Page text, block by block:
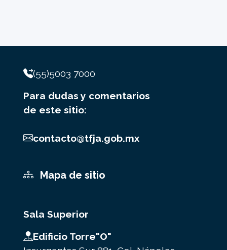
(55)5003 7000
Para dudas y comentarios
de este sitio:
contacto@tfja.gob.mx
Mapa de sitio
Sala Superior
Edificio Torre"O"